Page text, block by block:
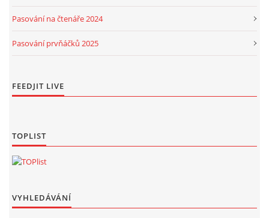
Pasování na čtenáře 2024
Pasování prvňáčků 2025
FEEDJIT LIVE
TOPLIST
VYHLEDÁVÁNÍ